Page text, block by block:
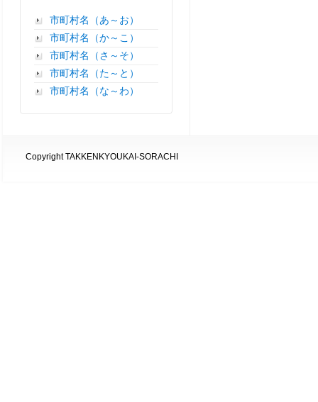
市町村名（あ～お）
市町村名（か～こ）
市町村名（さ～そ）
市町村名（た～と）
市町村名（な～わ）
Copyright TAKKENKYOUKAI-SORACHI